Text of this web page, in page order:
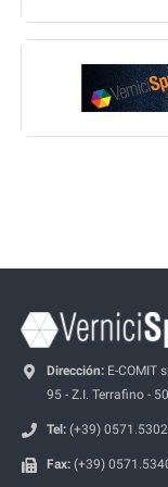
Dirección: E-COMIT
95 - Z.I. Terrafino -
Tel: (+39)
Fax: (+39)